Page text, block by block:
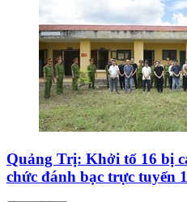
Quảng Trị: Khởi tố 16 bị
chức đánh bạc trực tuyến